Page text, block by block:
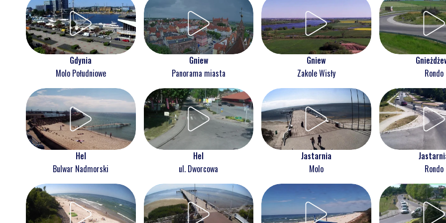
Gdynia
Molo Południowe
Gniew
Panorama miasta
Gniew
Zakole Wisły
Rondo
Hel
Bulwar Nadmorski
Hel
ul. Dworcowa
Jastarnia
Molo
Rondo